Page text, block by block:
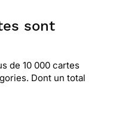
sont
de 10 000 cartes
Dont un total